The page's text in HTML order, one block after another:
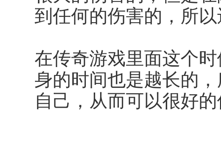
到任何的伤害的，所
在传奇游戏里面这个
身的时间也是越长的
自己，从而可以很好